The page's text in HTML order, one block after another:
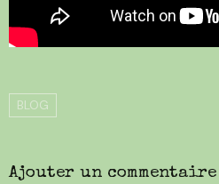
BLOG
Ajouter un commentaire